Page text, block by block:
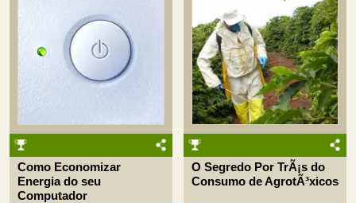
Como Economizar
Energia do seu
Computador
O Segredo Por TrÃ¡s do
Consumo de AgrotÃ³xicos